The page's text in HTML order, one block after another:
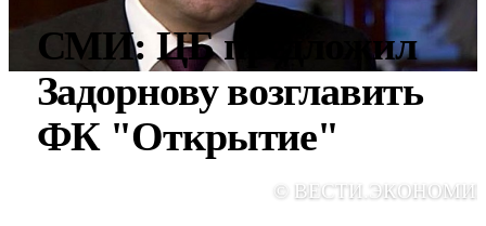
СМИ: ЦБ предложил
Задорнову возглавить
ФК "Открытие"
©